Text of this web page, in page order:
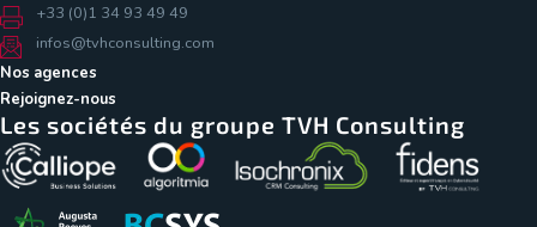
+33 (0)1 34 93 49 49
infos@tvhconsulting.com
Nos agences
Rejoignez-nous
Les sociétés du groupe TVH Consulting